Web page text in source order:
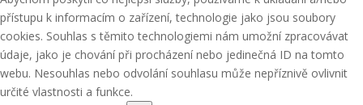
přístupu k informacím o zařízení, technologie jako jsou soubory
cookies. Souhlas s těmito technologiemi nám umožní zpracovávat
údaje, jako je chování při procházení nebo jedinečná ID na tomto
webu. Nesouhlas nebo odvolání souhlasu může nepříznivě ovlivnit
určité vlastnosti a funkce.